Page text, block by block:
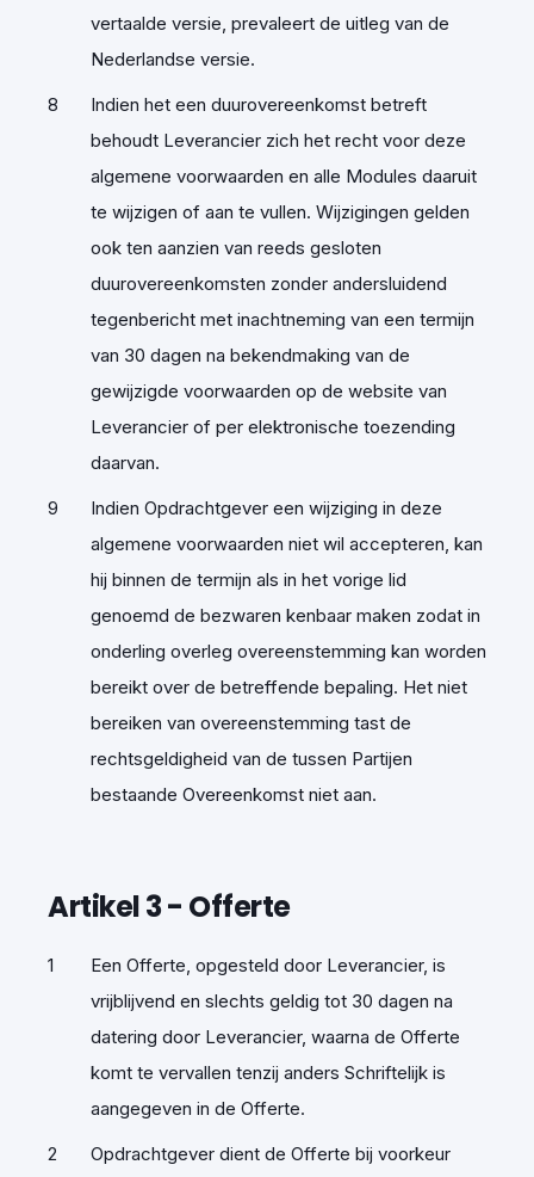
vertaalde versie, prevaleert de uitleg van de
Nederlandse versie.
Indien het een duurovereenkomst betreft
behoudt Leverancier zich het recht voor deze
algemene voorwaarden en alle Modules daaruit
te wijzigen of aan te vullen. Wijzigingen gelden
ook ten aanzien van reeds gesloten
duurovereenkomsten zonder andersluidend
tegenbericht met inachtneming van een termijn
van 30 dagen na bekendmaking van de
gewijzigde voorwaarden op de website van
Leverancier of per elektronische toezending
daarvan.
Indien Opdrachtgever een wijziging in deze
algemene voorwaarden niet wil accepteren, kan
hij binnen de termijn als in het vorige lid
genoemd de bezwaren kenbaar maken zodat in
onderling overleg overeenstemming kan worden
bereikt over de betreffende bepaling. Het niet
bereiken van overeenstemming tast de
rechtsgeldigheid van de tussen Partijen
bestaande Overeenkomst niet aan.
Artikel 3- Offerte
Een Offerte, opgesteld door Leverancier, is
vrijblijvend en slechts geldig tot 30 dagen na
datering door Leverancier, waarna de Offerte
komt te vervallen tenzij anders Schriftelijk is
aangegeven in de Offerte.
Opdrachtgever dient de Offerte bij voorkeur